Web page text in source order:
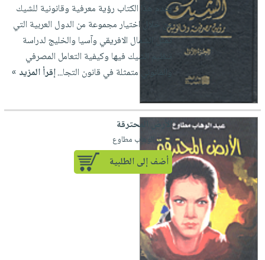
يقدم هذا الكتاب رؤية معرفية وقانونية للشيك
من خلال اختيار مجموعة من الدول العربية التي
تمثل الشمال الافريقي وآسيا والخليج لدراسة
تنظيم الشيك فيها وكيفية التعامل المصرفي
والقانوني متمثلة في قانون التجا...إقرأ المزيد »
الأرض المحترقة
لـ عبد الوهاب مطاوع
أضف إلى الطلبية